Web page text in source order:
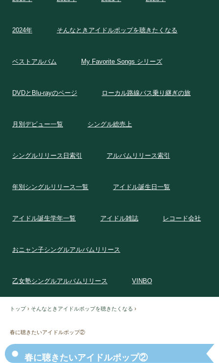
2024年 そんなときアイドルポップを聴きたくなる
ベストアルバム My Favorite Songs シリーズ
DVDとBlu-rayのページ ローカル路線バス乗り継ぎの旅
月別デビュー一覧 シングル総売上
シングルリリース日索引 アルバムリリース索引
年別シングルリリース一覧 アイドル誕生日一覧
アイドル誕生学年一覧 アイドル雑誌 レコード会社
おニャン子シングルアルバムリリース
乙女塾シングルアルバムリリース VINBO
トップ › そんなときアイドルポップを聴きたくなる ›
春に聴きたいアイドルポップ②
春に聴きたいアイドルポップ②